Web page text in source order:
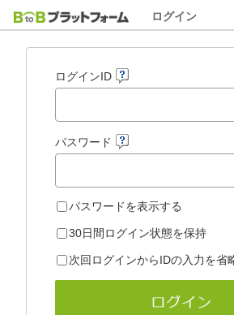
ログイン
ログインID
パスワード
パスワードを表示する
30日間ログイン状態を保持
次回ログインからIDの入力を省